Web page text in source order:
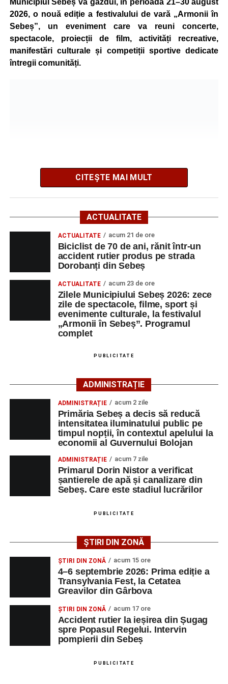
accidentul.
Adaugă-ne ca sursă preferată
Regelui. Intervin pompierii din Sebeș
Biciclist de 70 de ani, rănit într-un accident rutier
produs pe strada Dorobanți din Sebeș
Messenger WhatsApp Twitter/X
Municipiul Sebeș va găzdui, în perioada 21–30 august
2026, o nouă ediție a festivalului de vară „Armonii în
Sebeș”, un eveniment care va reuni concerte,
spectacole, proiecții de film, activități recreative,
manifestări culturale și competiții sportive dedicate
întregii comunități.
Organizatorii au pregătit un program variat, care îmbină
cultura locală cu muzica, artele vizuale, cinematografia,
dansul și sportul, oferind activități pentru toate categoriile
Pentru copii și tineri, festivalul propune jocuri și activități
recreative în mai multe zone ale municipiului – Răhău,
cartierul „Mihail Kogălniceanu”, Petrești și Parcul
Tineretului. Programul include spectacole pentru cei mici,
proiecții de film, petrecerea cu spumă și cea de-a treia
ediție a concursului MTB
culturale, printre care proiecții cinematografice, întâlniri cu
artiști locali și salonul literar„Armonia artelor”
Festivalul va cuprinde și o seară dedicată tradițiilor
săsești, precum și un spectacol folcloric organizat în
memoria interpretului Felician Fărcașiu.
vals și tango din Piața Primăriei, dar și concertul de rock
simfonic susținut în Grădina Muzeului Municipal „Ioan
Raica”, sub bagheta dirijoruluiRemus Grama, alături de
și interpreți originari din Sebeș, care și-au construit
cariere de succes în țară și în străinătate.
Festivalul include și o componentă cinematografică
importantă. Publicul va putea urmări mai multe producții
realizate cu implicarea producătoarei
originară din Sebeș, prezentă de-a lungul timpului la
unele dintre cele mai importante festivaluri europene de
Phantom (Edy Schneider)care va oferi un spectacol de
CITEȘTE MAI MULT
ACTUALITATE
ACTUALITATE acum 21 de ore
Biciclist de 70 de ani, rănit într-un
accident rutier produs pe strada
Dorobanți din Sebeș
ACTUALITATE acum 23 de ore
Zilele Municipiului Sebeș 2026: zece
zile de spectacole, filme, sport și
evenimente culturale, la festivalul
„Armonii în Sebeș”. Programul
complet
PUBLICITATE
ADMINISTRAȚIE
ADMINISTRAȚIE acum 2 zile
Primăria Sebeș a decis să reducă
intensitatea iluminatului public pe
timpul nopții, în contextul apelului la
economii al Guvernului Bolojan
ADMINISTRAȚIE acum 7 zile
Primarul Dorin Nistor a verificat
șantierele de apă și canalizare din
Sebeș. Care este stadiul lucrărilor
PUBLICITATE
ȘTIRI DIN ZONĂ
ȘTIRI DIN ZONĂ acum 15 ore
4–6 septembrie 2026: Prima ediție a
Transylvania Fest, la Cetatea
Greavilor din Gârbova
ȘTIRI DIN ZONĂ acum 17 ore
Accident rutier la ieșirea din Șugag
spre Popasul Regelui. Intervin
pompierii din Sebeș
PUBLICITATE